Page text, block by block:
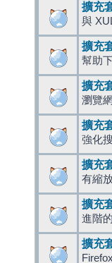
擴充
與
擴充
幫助
擴充
瀏覽
擴充
強化
擴充
有縮
擴充
進階
擴充